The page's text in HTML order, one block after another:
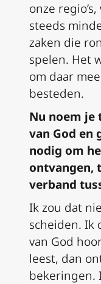
onze
steeds
zaken die
spelen. Het
om daar
besteden.
Nu noem je
van God en
nodig om
ontvangen,
verband
Ik zou dat
scheiden. Ik
van God
leest, dan
bekeringen.